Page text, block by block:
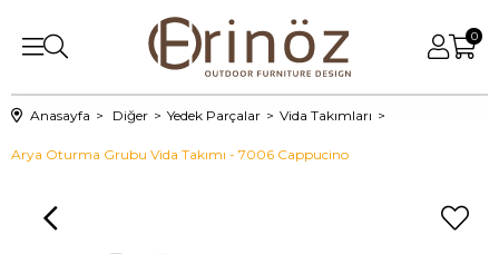
0
Anasayfa Diğer Yedek Parçalar Vida Takımları
Arya Oturma Grubu Vida Takımı - 7006 Cappucino